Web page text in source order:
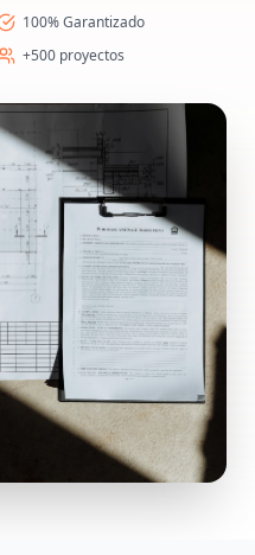
100% Garantizado
+500 proyectos